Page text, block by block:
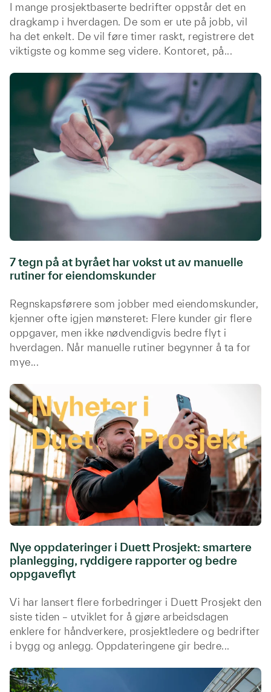
I mange prosjektbaserte bedrifter oppstår det en
dragkamp i hverdagen. De som er ute på jobb, vil
ha det enkelt. De vil føre timer raskt, registrere det
viktigste og komme seg videre. Kontoret, på...
7 tegn på at byrået har vokst ut av manuelle
rutiner for eiendomskunder
Regnskapsførere som jobber med eiendomskunder,
kjenner ofte igjen mønsteret: Flere kunder gir flere
oppgaver, men ikke nødvendigvis bedre flyt i
hverdagen. Når manuelle rutiner begynner å ta for
mye...
Nye oppdateringer i Duett Prosjekt: smartere
planlegging, ryddigere rapporter og bedre
oppgaveflyt
Vi har lansert flere forbedringer i Duett Prosjekt den
siste tiden – utviklet for å gjøre arbeidsdagen
enklere for håndverkere, prosjektledere og bedrifter
i bygg og anlegg. Oppdateringene gir bedre...